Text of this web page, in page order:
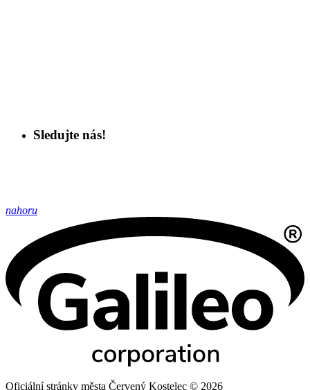
Sledujte nás!
nahoru
Oficiální stránky města Červený Kostelec © 2026